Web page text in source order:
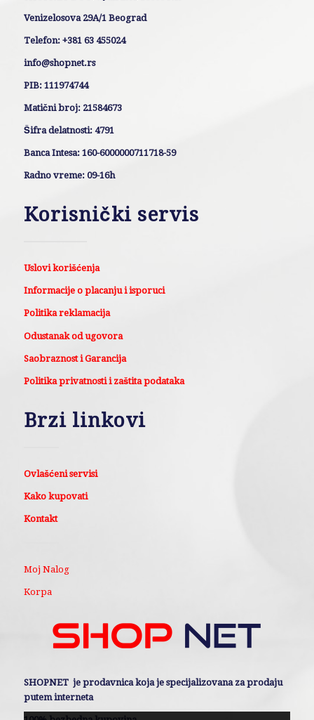
Venizelosova 29A/1 Beograd
Telefon: +381 63 455024
info@shopnet.rs
PIB: 111974744
Matični broj: 21584673
Šifra delatnosti: 4791
Banca Intesa: 160-6000000711718-59
Radno vreme: 09-16h
Korisnički servis
Uslovi korišćenja
Informacije o placanju i isporuci
Politika reklamacija
Odustanak od ugovora
Saobraznost i Garancija
Politika privatnosti i zaštita podataka
Brzi linkovi
Ovlašćeni servisi
Kako kupovati
Kontakt
Moj Nalog
Korpa
SHOPNET je prodavnica koja je specijalizovana za prodaju
putem interneta